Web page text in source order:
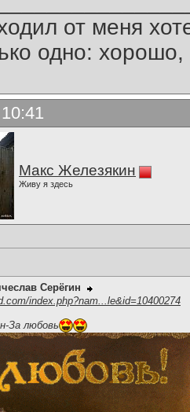
от меня
одно:
Макс Железякин
Живу я здесь
Серёгин
index.php?nam...le&id=10400274
За любовь